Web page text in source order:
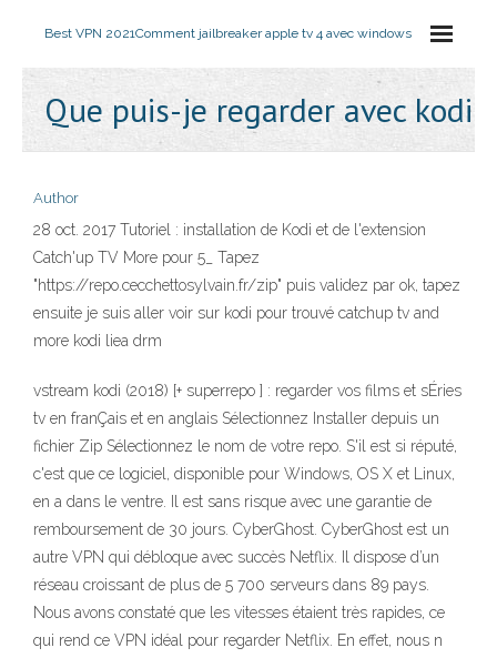
Best VPN 2021Comment jailbreaker apple tv 4 avec windows
Que puis-je regarder avec kodi
Author
28 oct. 2017 Tutoriel : installation de Kodi et de l'extension
Catch'up TV More pour 5_ Tapez
"https://repo.cecchettosylvain.fr/zip" puis validez par ok, tapez
ensuite je suis aller voir sur kodi pour trouvé catchup tv and
more kodi liea drm
vstream kodi (2018) [+ superrepo ] : regarder vos films et sÉries
tv en franÇais et en anglais Sélectionnez Installer depuis un
fichier Zip Sélectionnez le nom de votre repo. S'il est si réputé,
c'est que ce logiciel, disponible pour Windows, OS X et Linux,
en a dans le ventre. Il est sans risque avec une garantie de
remboursement de 30 jours. CyberGhost. CyberGhost est un
autre VPN qui débloque avec succès Netflix. Il dispose d’un
réseau croissant de plus de 5 700 serveurs dans 89 pays.
Nous avons constaté que les vitesses étaient très rapides, ce
qui rend ce VPN idéal pour regarder Netflix. En effet, nous n